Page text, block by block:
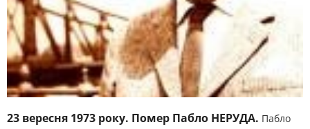
23 вересня 1973 року. Помер Пабло НЕРУДА. Пабло